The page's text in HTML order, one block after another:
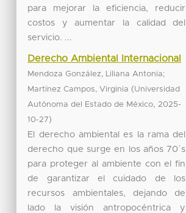
para mejorar la eficiencia, reducir
costos y aumentar la calidad del
servicio. ...
Derecho Ambiental Internacional
Mendoza González, Liliana Antonia;
Martínez Campos, Virginia (Universidad
Autónoma del Estado de México, 2025-
10-27)
El derecho ambiental es la rama del
derecho que surge en los años 70´s
para proteger al ambiente con el fin
de garantizar el cuidado de los
recursos ambientales, dejando de
lado la visión antropocéntrica y